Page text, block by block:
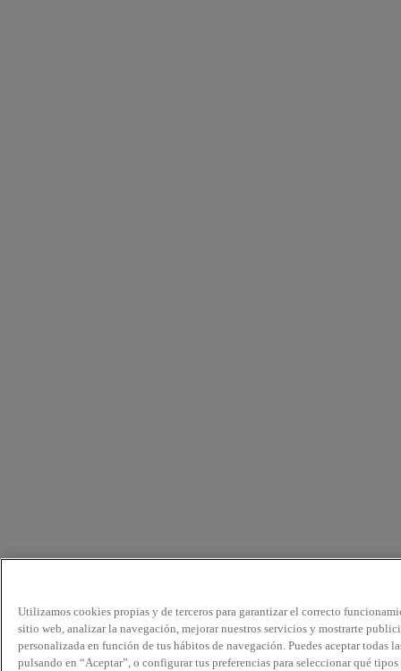
Utilizamos cookies propias y de terceros para garantizar el correcto
sitio web, analizar la navegación, mejorar nuestros servicios y mostrarte
personalizada en función de tus hábitos de navegación. Puedes aceptar todas
pulsando en “Aceptar”, o configurar tus preferencias para seleccionar qué tipos